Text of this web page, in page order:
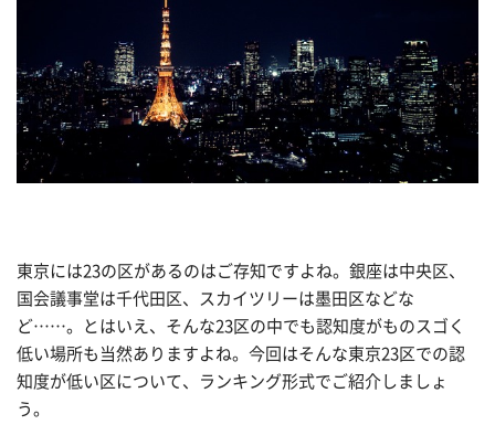
東京には23の区があるのはご存知ですよね。銀座は中央区、
国会議事堂は千代田区、スカイツリーは墨田区などな
ど……。とはいえ、そんな23区の中でも認知度がものスゴく
低い場所も当然ありますよね。今回はそんな東京23区での認
知度が低い区について、ランキング形式でご紹介しましょ
う。